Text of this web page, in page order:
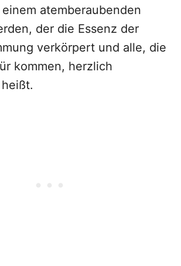
atemberaubenden
der die Essenz der
verkörpert und alle, die
kommen, herzlich